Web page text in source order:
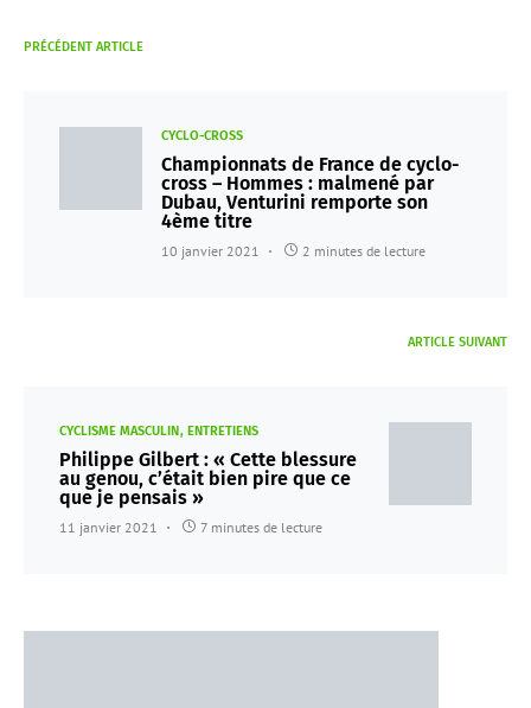
PRÉCÉDENT ARTICLE
CYCLO-CROSS
Championnats de France de cyclo-
cross – Hommes : malmené par
Dubau, Venturini remporte son
4ème titre
10 janvier 2021 2 minutes de lecture
ARTICLE SUIVANT
CYCLISME MASCULIN ENTRETIENS
Philippe Gilbert : « Cette blessure
au genou, c’était bien pire que ce
que je pensais »
11 janvier 2021 7 minutes de lecture